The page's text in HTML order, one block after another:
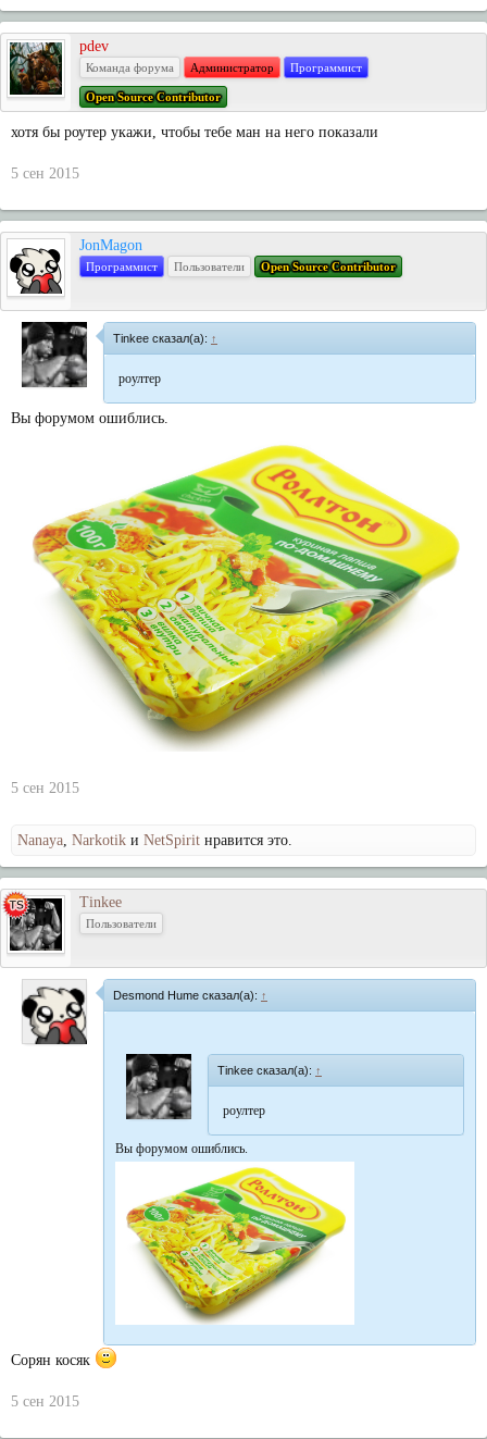
pdev
Команда форума Администратор Программист
Open Source Contributor
хотя бы роутер укажи, чтобы тебе ман на него показали
5 сен 2015
JonMagon
Программист Пользователи Open Source Contributor
Tinkee сказал(а): ↑
роултер
Вы форумом ошиблись.
5 сен 2015
Nanaya Narkotik и NetSpirit нравится это.
Tinkee
Пользователи
Desmond Hume сказал(а): ↑
Tinkee сказал(а): ↑
роултер
Вы форумом ошиблись.
Сорян косяк
5 сен 2015